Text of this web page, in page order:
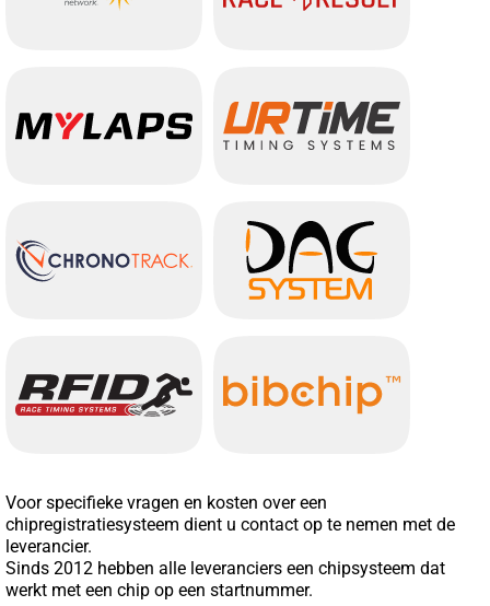
Voor specifieke vragen en kosten over een
chipregistratiesysteem dient u contact op te nemen met de
leverancier.
Sinds 2012 hebben alle leveranciers een chipsysteem dat
werkt met een chip op een startnummer.